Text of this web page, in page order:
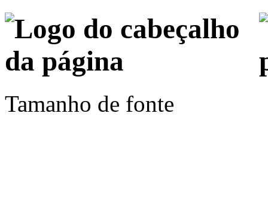
Tamanho de fonte